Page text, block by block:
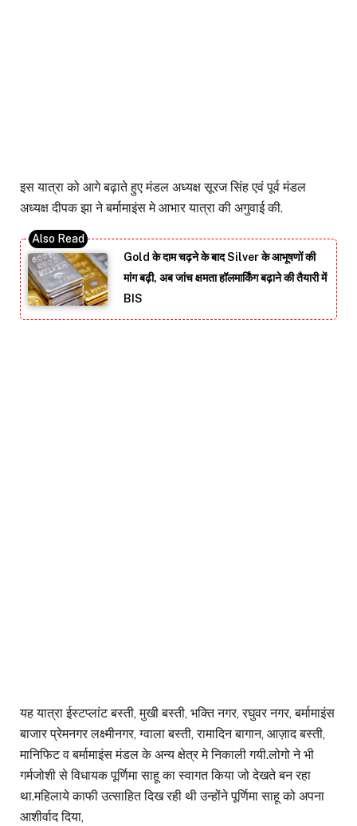
इस यात्रा को आगे बढ़ाते हुए मंडल अध्यक्ष सूरज सिंह एवं पूर्व मंडल
अध्यक्ष दीपक झा ने बर्मामाइंस मे आभार यात्रा की अगुवाई की.
Gold के दाम चढ़ने के बाद Silver के आभूषणों की
मांग बढ़ी, अब जांच क्षमता हॉलमार्किंग बढ़ाने की तैयारी में
BIS
यह यात्रा ईस्टप्लांट बस्ती, मुखी बस्ती, भक्ति नगर, रघुवर नगर, बर्मामाइंस
बाजार प्रेमनगर लक्ष्मीनगर, ग्वाला बस्ती, रामादिन बागान, आज़ाद बस्ती,
मानिफिट व बर्मामाइंस मंडल के अन्य क्षेत्र मे निकाली गयी.लोगो ने भी
गर्मजोशी से विधायक पूर्णिमा साहू का स्वागत किया जो देखते बन रहा
था.महिलाये काफी उत्साहित दिख रही थी उन्होंने पूर्णिमा साहू को अपना
आशीर्वाद दिया,